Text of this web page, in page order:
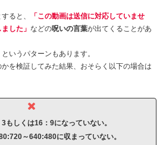
ると、
「この動画は送信に対応していませ
した」 などの呪いの言葉が出てくることがあ
というパターンもあります。
を検証してみた結果、おそらく以下の場合は
もしくは16：9になっていない。
～640:480に収まっていない。